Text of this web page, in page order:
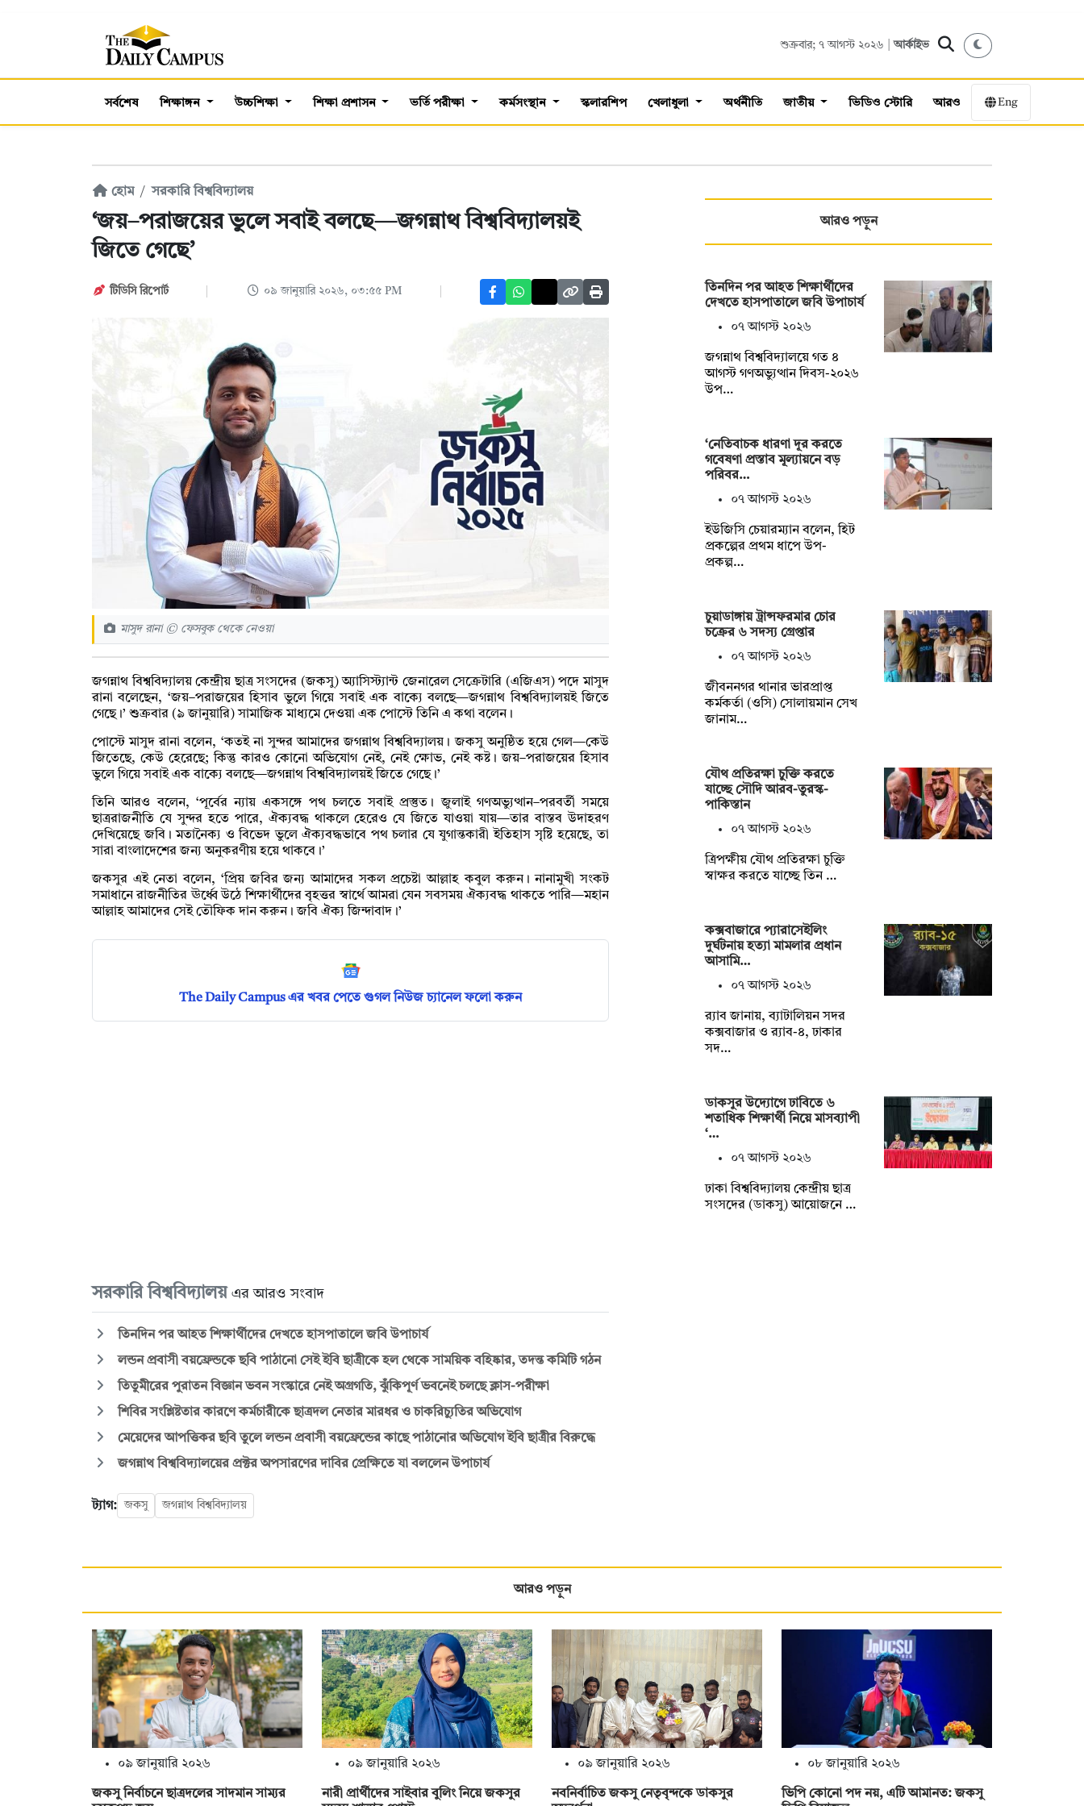
শুক্রবার; ৭ আগস্ট ২০২৬ |আর্কাইভ
সর্বশেষ শিক্ষাঙ্গন উচ্চশিক্ষা শিক্ষা প্রশাসন ভর্তি পরীক্ষা কর্মসংস্থান স্কলারশিপ খেলাধুলা অর্থনীতি জাতীয় ভিডিও স্টোরি আরও Eng
হোম সরকারি বিশ্ববিদ্যালয়
‘জয়–পরাজয়ের ভুলে সবাই বলছে—জগন্নাথ বিশ্ববিদ্যালয়ই
জিতে গেছে’
টিডিসি রিপোর্ট ০৯ জানুয়ারি ২০২৬, ০৩:৫৫ PM
মাসুদ রানা © ফেসবুক থেকে নেওয়া
জগন্নাথ বিশ্ববিদ্যালয় কেন্দ্রীয় ছাত্র সংসদের (জকসু) অ্যাসিস্ট্যান্ট জেনারেল সেক্রেটারি (এজিএস) পদে মাসুদ
রানা বলেছেন, ‘জয়–পরাজয়ের হিসাব ভুলে গিয়ে সবাই এক বাক্যে বলছে—জগন্নাথ বিশ্ববিদ্যালয়ই জিতে
গেছে।’ শুক্রবার (৯ জানুয়ারি) সামাজিক মাধ্যমে দেওয়া এক পোস্টে তিনি এ কথা বলেন।
পোস্টে মাসুদ রানা বলেন, ‘কতই না সুন্দর আমাদের জগন্নাথ বিশ্ববিদ্যালয়। জকসু অনুষ্ঠিত হয়ে গেল—কেউ
জিতেছে, কেউ হেরেছে; কিন্তু কারও কোনো অভিযোগ নেই, নেই ক্ষোভ, নেই কষ্ট। জয়–পরাজয়ের হিসাব
ভুলে গিয়ে সবাই এক বাক্যে বলছে—জগন্নাথ বিশ্ববিদ্যালয়ই জিতে গেছে।’
তিনি আরও বলেন, ‘পূর্বের ন্যায় একসঙ্গে পথ চলতে সবাই প্রস্তুত। জুলাই গণঅভ্যুত্থান–পরবর্তী সময়ে
ছাত্ররাজনীতি যে সুন্দর হতে পারে, ঐক্যবদ্ধ থাকলে হেরেও যে জিতে যাওয়া যায়—তার বাস্তব উদাহরণ
দেখিয়েছে জবি। মতানৈক্য ও বিভেদ ভুলে ঐক্যবদ্ধভাবে পথ চলার যে যুগান্তকারী ইতিহাস সৃষ্টি হয়েছে, তা
সারা বাংলাদেশের জন্য অনুকরণীয় হয়ে থাকবে।’
জকসুর এই নেতা বলেন, ‘প্রিয় জবির জন্য আমাদের সকল প্রচেষ্টা আল্লাহ কবুল করুন। নানামুখী সংকট
সমাধানে রাজনীতির ঊর্ধ্বে উঠে শিক্ষার্থীদের বৃহত্তর স্বার্থে আমরা যেন সবসময় ঐক্যবদ্ধ থাকতে পারি—মহান
আল্লাহ আমাদের সেই তৌফিক দান করুন। জবি ঐক্য জিন্দাবাদ।’
The Daily Campus এর খবর পেতে গুগল নিউজ চ্যানেল ফলো করুন
সরকারি বিশ্ববিদ্যালয় এর আরও সংবাদ
তিনদিন পর আহত শিক্ষার্থীদের দেখতে হাসপাতালে জবি উপাচার্য
লন্ডন প্রবাসী বয়ফ্রেন্ডকে ছবি পাঠানো সেই ইবি ছাত্রীকে হল থেকে সাময়িক বহিষ্কার, তদন্ত কমিটি গঠন
তিতুমীরের পুরাতন বিজ্ঞান ভবন সংস্কারে নেই অগ্রগতি, ঝুঁকিপূর্ণ ভবনেই চলছে ক্লাস-পরীক্ষা
শিবির সংশ্লিষ্টতার কারণে কর্মচারীকে ছাত্রদল নেতার মারধর ও চাকরিচ্যুতির অভিযোগ
মেয়েদের আপত্তিকর ছবি তুলে লন্ডন প্রবাসী বয়ফ্রেন্ডের কাছে পাঠানোর অভিযোগ ইবি ছাত্রীর বিরুদ্ধে
জগন্নাথ বিশ্ববিদ্যালয়ের প্রক্টর অপসারণের দাবির প্রেক্ষিতে যা বললেন উপাচার্য
ট্যাগ: জকসু জগন্নাথ বিশ্ববিদ্যালয়
আরও পড়ুন
তিনদিন পর আহত শিক্ষার্থীদের
দেখতে হাসপাতালে জবি উপাচার্য
০৭ আগস্ট ২০২৬
জগন্নাথ বিশ্ববিদ্যালয়ে গত ৪
আগস্ট গণঅভ্যুত্থান দিবস-২০২৬
উপ…
‘নেতিবাচক ধারণা দূর করতে
গবেষণা প্রস্তাব মূল্যায়নে বড়
পরিবর…
০৭ আগস্ট ২০২৬
ইউজিসি চেয়ারম্যান বলেন, হিট
প্রকল্পের প্রথম ধাপে উপ-
প্রকল্প…
চুয়াডাঙ্গায় ট্রান্সফরমার চোর
চক্রের ৬ সদস্য গ্রেপ্তার
০৭ আগস্ট ২০২৬
জীবননগর থানার ভারপ্রাপ্ত
কর্মকর্তা (ওসি) সোলায়মান সেখ
জানাম…
যৌথ প্রতিরক্ষা চুক্তি করতে
যাচ্ছে সৌদি আরব-তুরস্ক-
পাকিস্তান
০৭ আগস্ট ২০২৬
ত্রিপক্ষীয় যৌথ প্রতিরক্ষা চুক্তি
স্বাক্ষর করতে যাচ্ছে তিন …
কক্সবাজারে প্যারাসেইলিং
দুর্ঘটনায় হত্যা মামলার প্রধান
আসামি…
০৭ আগস্ট ২০২৬
র‌্যাব জানায়, ব্যাটালিয়ন সদর
কক্সবাজার ও র‌্যাব-৪, ঢাকার
সদ…
ডাকসুর উদ্যোগে ঢাবিতে ৬
শতাধিক শিক্ষার্থী নিয়ে মাসব্যাপী
‘…
০৭ আগস্ট ২০২৬
ঢাকা বিশ্ববিদ্যালয় কেন্দ্রীয় ছাত্র
সংসদের (ডাকসু) আয়োজনে …
আরও পড়ুন
০৯ জানুয়ারি ২০২৬
জকসু নির্বাচনে ছাত্রদলের সাদমান সাম্যর
০৯ জানুয়ারি ২০২৬
নারী প্রার্থীদের সাইবার বুলিং নিয়ে জকসুর
০৯ জানুয়ারি ২০২৬
নবনির্বাচিত জকসু নেতৃবৃন্দকে ডাকসুর
০৮ জানুয়ারি ২০২৬
ভিপি কোনো পদ নয়, এটি আমানত: জকসু